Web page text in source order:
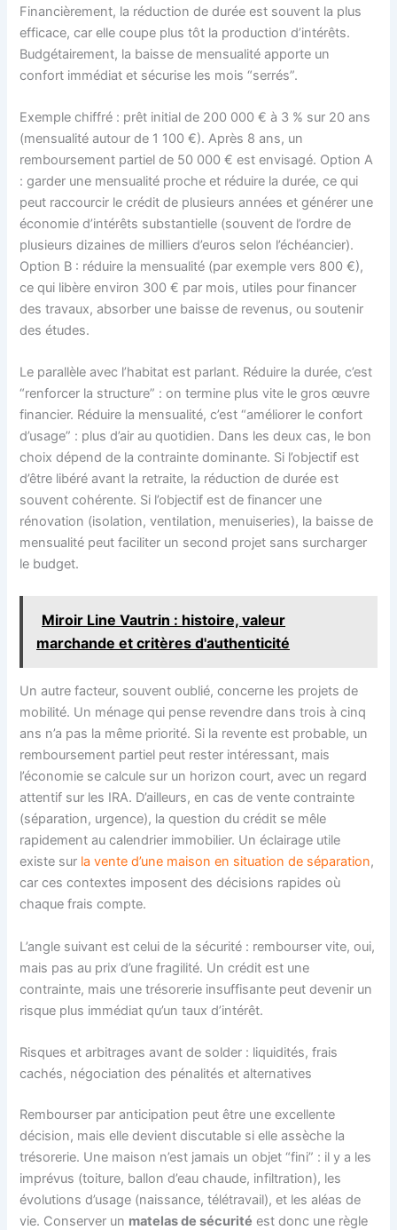
Financièrement, la réduction de durée est souvent la plus
efficace, car elle coupe plus tôt la production d’intérêts.
Budgétairement, la baisse de mensualité apporte un
confort immédiat et sécurise les mois “serrés”.
Exemple chiffré : prêt initial de 200 000 € à 3 % sur 20 ans
(mensualité autour de 1 100 €). Après 8 ans, un
remboursement partiel de 50 000 € est envisagé. Option A
: garder une mensualité proche et réduire la durée, ce qui
peut raccourcir le crédit de plusieurs années et générer une
économie d’intérêts substantielle (souvent de l’ordre de
plusieurs dizaines de milliers d’euros selon l’échéancier).
Option B : réduire la mensualité (par exemple vers 800 €),
ce qui libère environ 300 € par mois, utiles pour financer
des travaux, absorber une baisse de revenus, ou soutenir
des études.
Le parallèle avec l’habitat est parlant. Réduire la durée, c’est
“renforcer la structure” : on termine plus vite le gros œuvre
financier. Réduire la mensualité, c’est “améliorer le confort
d’usage” : plus d’air au quotidien. Dans les deux cas, le bon
choix dépend de la contrainte dominante. Si l’objectif est
d’être libéré avant la retraite, la réduction de durée est
souvent cohérente. Si l’objectif est de financer une
rénovation (isolation, ventilation, menuiseries), la baisse de
mensualité peut faciliter un second projet sans surcharger
le budget.
Miroir Line Vautrin : histoire, valeur
marchande et critères d'authenticité
Un autre facteur, souvent oublié, concerne les projets de
mobilité. Un ménage qui pense revendre dans trois à cinq
ans n’a pas la même priorité. Si la revente est probable, un
remboursement partiel peut rester intéressant, mais
l’économie se calcule sur un horizon court, avec un regard
attentif sur les IRA. D’ailleurs, en cas de vente contrainte
(séparation, urgence), la question du crédit se mêle
rapidement au calendrier immobilier. Un éclairage utile
existe sur la vente d’une maison en situation de séparation,
car ces contextes imposent des décisions rapides où
chaque frais compte.
L’angle suivant est celui de la sécurité : rembourser vite, oui,
mais pas au prix d’une fragilité. Un crédit est une
contrainte, mais une trésorerie insuffisante peut devenir un
risque plus immédiat qu’un taux d’intérêt.
Risques et arbitrages avant de solder : liquidités, frais
cachés, négociation des pénalités et alternatives
Rembourser par anticipation peut être une excellente
décision, mais elle devient discutable si elle assèche la
trésorerie. Une maison n’est jamais un objet “fini” : il y a les
imprévus (toiture, ballon d’eau chaude, infiltration), les
évolutions d’usage (naissance, télétravail), et les aléas de
vie. Conserver un matelas de sécurité est donc une règle